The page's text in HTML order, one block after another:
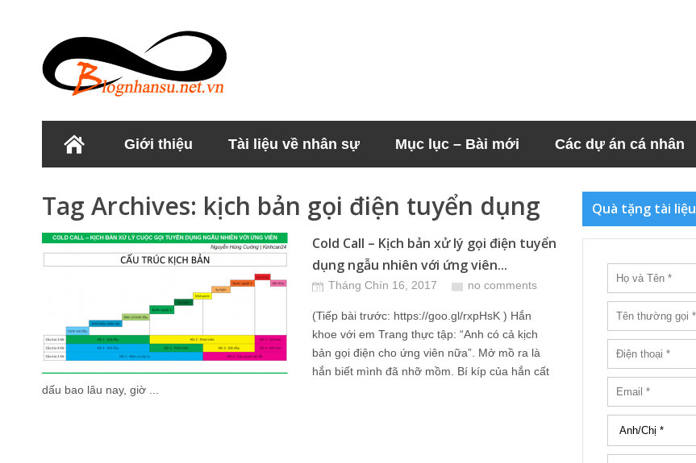
Giới thiệu Tài liệu về nhân sự Mục lục – Bài mới Các dự án cá nhân
Tag Archives: kịch bản gọi điện tuyển dụng
Cold Call – Kịch bản xử lý gọi điện tuyển
dụng ngẫu nhiên với ứng viên...
Tháng Chín 16, 2017 no comments
(Tiếp bài trước: https://goo.gl/rxpHsK ) Hắn
khoe với em Trang thực tập: “Anh có cả kịch
bản gọi điện cho ứng viên nữa”. Mở mồ ra là
hắn biết mình đã nhỡ mồm. Bí kíp của hắn cất
dấu bao lâu nay, giờ ...
Quà tặng tài liệu